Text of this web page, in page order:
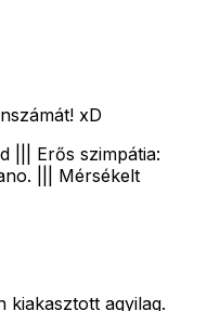
xD
||| Erős szimpátia:
||| Mérsékelt
kiakasztott agyilag.